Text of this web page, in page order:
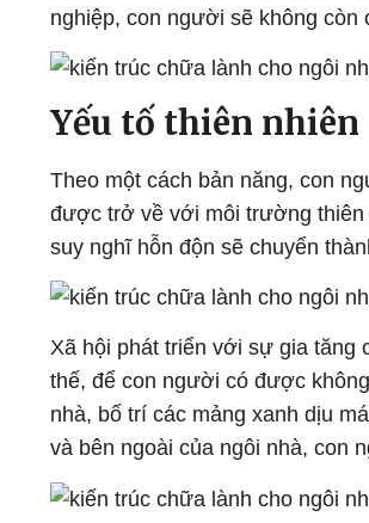
nghiệp, con người sẽ không còn
Yếu tố thiên nhiên
Theo một cách bản năng, con
được trở về với môi trường thiên
suy nghĩ hỗn độn sẽ chuyển
Xã hội phát triển với sự gia tăng
thế, để con người có được
nhà, bố trí các mảng xanh dịu
và bên ngoài của ngôi nhà, con